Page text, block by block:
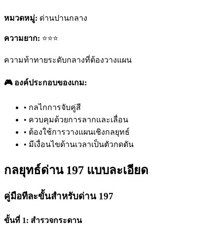
หมวดหมู่: ด่านปานกลาง
ความยาก: ⭐⭐⭐
ความท้าทายระดับกลางที่ต้องวางแผน
🎮 องค์ประกอบของเกม:
• กลไกการจับคู่สี
• ควบคุมด้วยการลากและเลื่อน
• ต้องใช้การวางแผนเชิงกลยุทธ์
• มีเงื่อนไขด้านเวลาเป็นตัวกดดัน
กลยุทธ์ด่าน 197 แบบละเอียด
คู่มือทีละขั้นสำหรับด่าน 197
ขั้นที่ 1: สำรวจกระดาน